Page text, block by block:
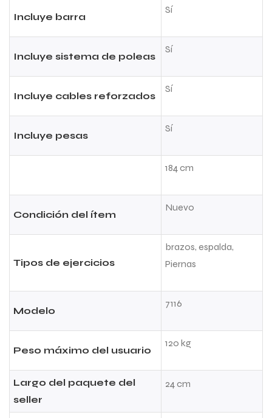
Incluye barra
Sí
Incluye sistema de poleas
Sí
Incluye cables reforzados
Sí
Incluye pesas
Sí
184 cm
Condición del ítem
Nuevo
Tipos de ejercicios
brazos, espalda,
Piernas
Modelo
7116
Peso máximo del usuario
120 kg
Largo del paquete del
seller
24 cm